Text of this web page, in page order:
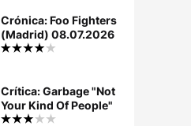
Crónica: Foo Fighters
(Madrid) 08.07.2026
Crítica: Garbage "Not
Your Kind Of People"